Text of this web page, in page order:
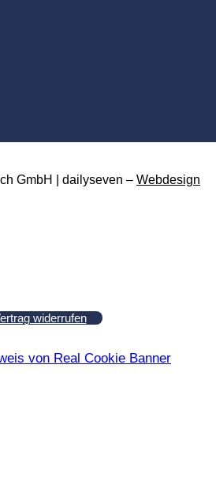
GmbH | dailyseven – Webdesign
widerrufen
von Real Cookie Banner